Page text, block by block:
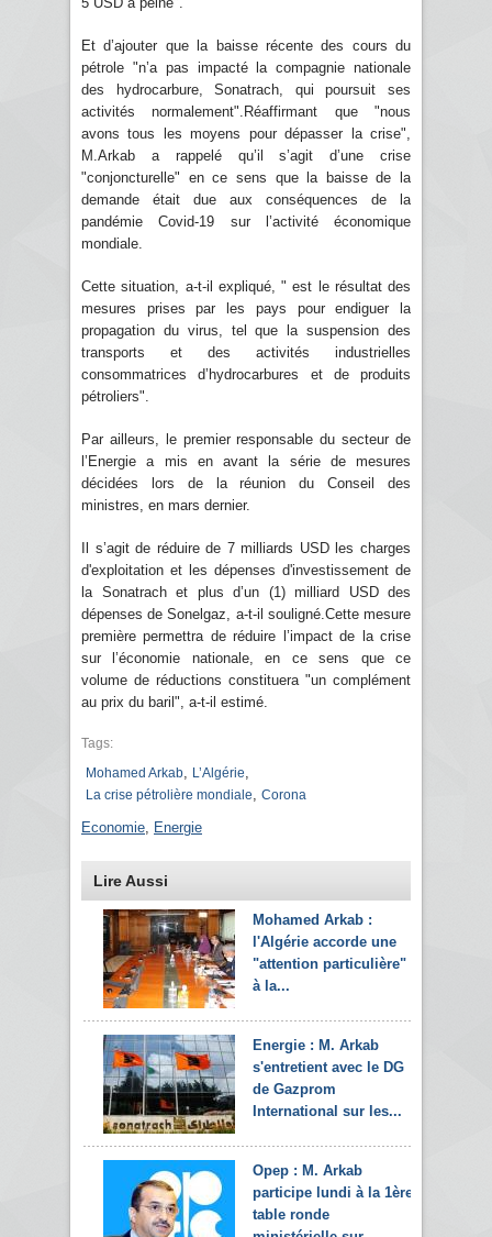
Et d’ajouter que la baisse récente des cours du
pétrole "n’a pas impacté la compagnie nationale
des hydrocarbure, Sonatrach, qui poursuit ses
activités normalement".Réaffirmant que "nous
avons tous les moyens pour dépasser la crise",
M.Arkab a rappelé qu’il s’agit d’une crise
"conjoncturelle" en ce sens que la baisse de la
demande était due aux conséquences de la
pandémie Covid-19 sur l’activité économique
mondiale.
Cette situation, a-t-il expliqué, " est le résultat des
mesures prises par les pays pour endiguer la
propagation du virus, tel que la suspension des
transports et des activités industrielles
consommatrices d’hydrocarbures et de produits
pétroliers".
Par ailleurs, le premier responsable du secteur de
l’Energie a mis en avant la série de mesures
décidées lors de la réunion du Conseil des
ministres, en mars dernier.
Il s’agit de réduire de 7 milliards USD les charges
d'exploitation et les dépenses d'investissement de
la Sonatrach et plus d’un (1) milliard USD des
dépenses de Sonelgaz, a-t-il souligné.Cette mesure
première permettra de réduire l’impact de la crise
sur l’économie nationale, en ce sens que ce
volume de réductions constituera "un complément
au prix du baril", a-t-il estimé.
Tags:
Mohamed Arkab
L’Algérie
La crise pétrolière mondiale Corona
Economie Energie
Lire Aussi
Mohamed Arkab :
l'Algérie accorde une
"attention particulière"
à la...
Energie : M. Arkab
s'entretient avec le DG
de Gazprom
International sur les...
Opep : M. Arkab
participe lundi à la 1ère
table ronde